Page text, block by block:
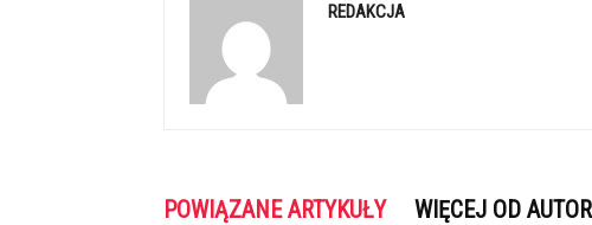
REDAKCJA
POWIĄZANE ARTYKUŁY WIĘCEJ OD